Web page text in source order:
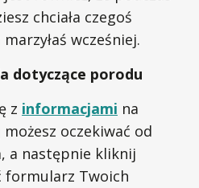
chciała czegoś
wcześniej.
dotyczące porodu
z informacjami na
oczekiwać od
a następnie kliknij
formularz Twoich